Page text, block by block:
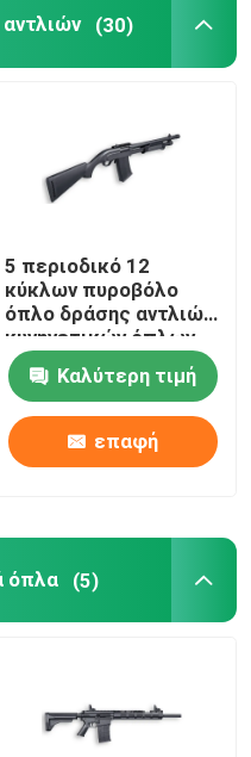
(30)
5 περιοδικό 12
κύκλων πυροβόλο
όπλο δράσης αντλιών
κυνηγετικών όπλων
μετρητών CCVT12
Καλύτερη τιμή
επαφή
όπλα (5)